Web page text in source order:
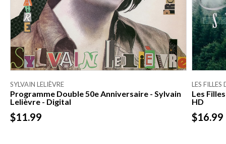
SYLVAIN LELIÈVRE
Programme Double 50e Anniversaire - Sylvain
Lelièvre - Digital
$11.99
LES FILLES
Les
HD
$16.99